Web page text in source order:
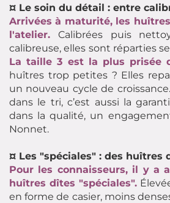
¤ Le soin du détail : entre
Arrivées à maturité, les
l'atelier. Calibrées puis
calibreuse, elles sont réparties
La taille 3 est la plus prisée
huîtres trop petites ? Elles
un nouveau cycle de
dans le tri, c’est aussi la
dans la qualité, un
Nonnet.
¤ Les "spéciales" : des huîtres
Pour les connaisseurs, il y a
huîtres dîtes "spéciales".
en forme de casier, moins